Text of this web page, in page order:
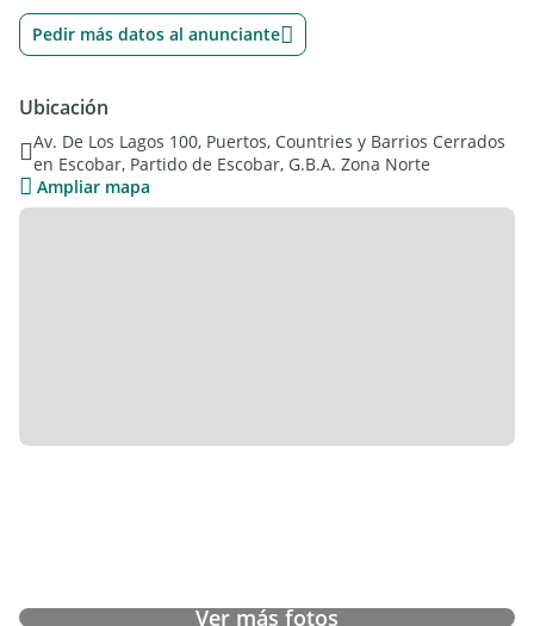
Pedir más datos al anunciante
Ubicación
Av. De Los Lagos 100, Puertos, Countries y Barrios Cerrados
en Escobar, Partido de Escobar, G.B.A. Zona Norte
Ampliar mapa
Ver más fotos